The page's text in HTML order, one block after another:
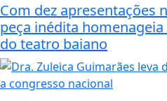
Com dez apresentações
peça inédita
do teatro baiano